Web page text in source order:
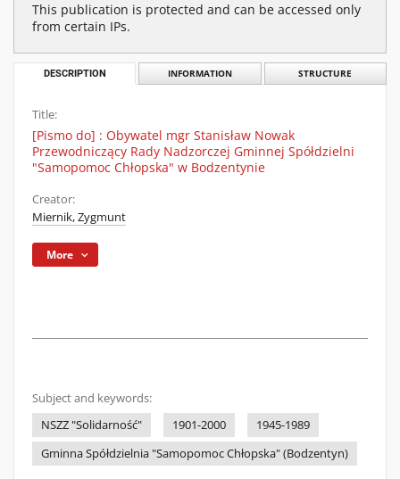
This publication is protected and can be accessed only
from certain IPs.
DESCRIPTION INFORMATION STRUCTURE
Title:
[Pismo do] : Obywatel mgr Stanisław Nowak
Przewodniczący Rady Nadzorczej Gminnej Spółdzielni
"Samopomoc Chłopska" w Bodzentynie
Creator:
Miernik, Zygmunt
More
Subject and keywords:
NSZZ "Solidarność"
1901-2000
1945-1989
Gminna Spółdzielnia "Samopomoc Chłopska" (Bodzentyn)